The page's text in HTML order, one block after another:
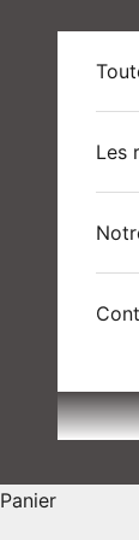
Les
Panier